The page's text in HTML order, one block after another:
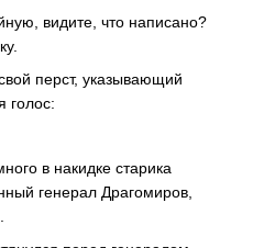
видите, что написано?
перст, указывающий
голос:
в накидке старика
генерал Драгомиров,